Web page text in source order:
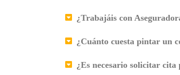
¿Trabajáis con
¿Cuánto cuesta pintar un
¿Es necesario solicitar cita